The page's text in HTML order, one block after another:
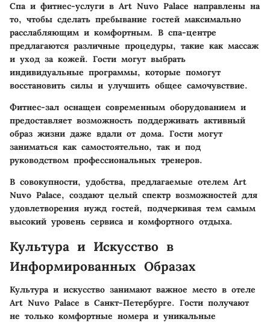
Спа и фитнес-услуги в Art Nuvo Palace направлены на
то, чтобы сделать пребывание гостей максимально
расслабляющим и комфортным. В спа-центре
предлагаются различные процедуры, такие как массаж
и уход за кожей. Гости могут выбрать
индивидуальные программы, которые помогут
восстановить силы и улучшить общее самочувствие.
Фитнес-зал оснащен современным оборудованием и
предоставляет возможность поддерживать активный
образ жизни даже вдали от дома. Гости могут
заниматься как самостоятельно, так и под
руководством профессиональных тренеров.
В совокупности, удобства, предлагаемые отелем Art
Nuvo Palace, создают целый спектр возможностей для
удовлетворения нужд гостей, подчеркивая тем самым
высокий уровень сервиса и комфортного отдыха.
Культура и Искусство в
Информированных Образах
Культура и искусство занимают важное место в отеле
Art Nuvo Palace в Санкт-Петербурге. Гости получают
не только комфортные номера и уникальные